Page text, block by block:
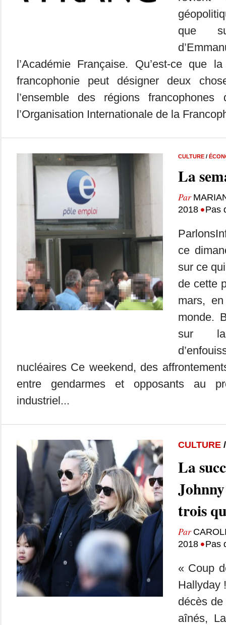
que
l’Académie Française. Qu’est-ce que
francophonie peut désigner deux
l’ensemble des régions
l’Organisation Internationale de la
CULTURE/
La
Par
2018 •Pas
ce
sur ce
de cette
mars,
monde.
sur
nucléaires Ce weekend, des
entre gendarmes et opposants au
industriel...
CULTURE
La
trois
Par
2018 •Pas
« Coup
Hallyday
décès
aînés,